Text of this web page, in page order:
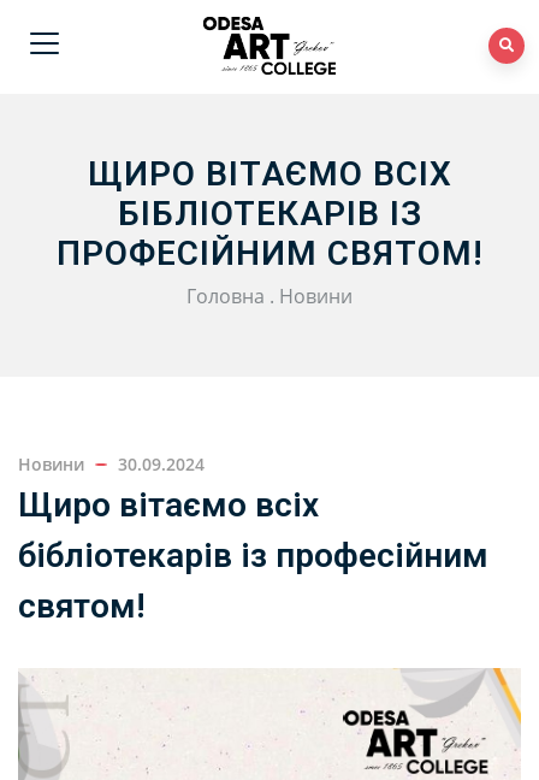
ЩИРО ВІТАЄМО ВСІХ
БІБЛІОТЕКАРІВ ІЗ
ПРОФЕСІЙНИМ СВЯТОМ!
Головна . Новини
Новини 30.09.2024
Щиро вітаємо всіх
бібліотекарів із професійним
святом!